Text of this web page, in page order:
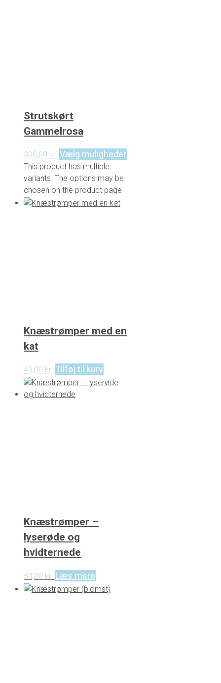
Strutskørt
Gammelrosa
300,00 kr. Vælg muligheder
This product has multiple
variants. The options may be
chosen on the product page
Knæstrømper med en
kat
49,00 kr. Tilføj til kurv
Knæstrømper –
lyserøde og
hvidternede
59,00 kr. Læs mere